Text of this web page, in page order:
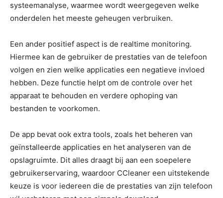
systeemanalyse, waarmee wordt weergegeven welke
onderdelen het meeste geheugen verbruiken.
Een ander positief aspect is de realtime monitoring.
Hiermee kan de gebruiker de prestaties van de telefoon
volgen en zien welke applicaties een negatieve invloed
hebben. Deze functie helpt om de controle over het
apparaat te behouden en verdere ophoping van
bestanden te voorkomen.
De app bevat ook extra tools, zoals het beheren van
geïnstalleerde applicaties en het analyseren van de
opslagruimte. Dit alles draagt bij aan een soepelere
gebruikerservaring, waardoor CCleaner een uitstekende
keuze is voor iedereen die de prestaties van zijn telefoon